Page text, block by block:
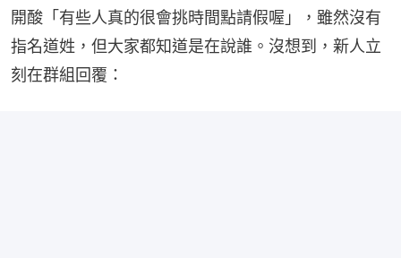
開酸「有些人真的很會挑時間點請假喔」，雖然沒有
指名道姓，但大家都知道是在說誰。沒想到，新人立
刻在群組回覆：